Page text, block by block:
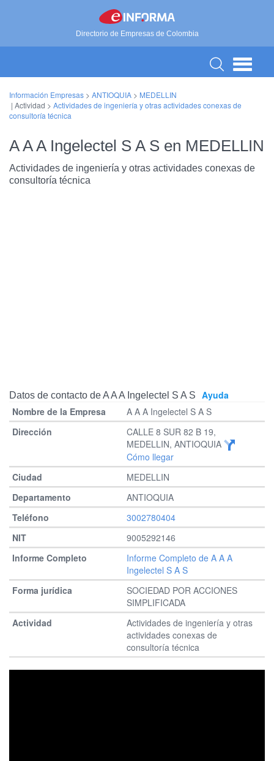
Directorio de Empresas de Colombia
Información Empresas > ANTIOQUIA > MEDELLIN
| Actividad > Actividades de ingeniería y otras actividades conexas de
consultoría técnica
A A A Ingelectel S A S en MEDELLIN
Actividades de ingeniería y otras actividades conexas de
consultoría técnica
Datos de contacto de A A A Ingelectel S A S
Ayuda
A A A Ingelectel S A S
CALLE 8 SUR 82 B 19,
MEDELLIN, ANTIOQUIA
Cómo llegar
MEDELLIN
ANTIOQUIA
3002780404
9005292146
Informe Completo de A A A
Ingelectel S A S
SOCIEDAD POR ACCIONES
SIMPLIFICADA
Actividades de ingeniería y otras
actividades conexas de
consultoría técnica